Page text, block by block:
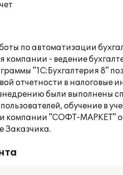
по автоматизации
компании - ведение
"1С:Бухгалтерия 8"
отчетности в налоговые
были выполнены
обучение в
компании "СОФТ-МАРКЕТ"
Заказчика.